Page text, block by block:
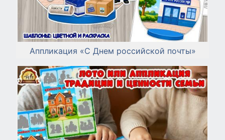
Аппликация «С Днем российской почты»